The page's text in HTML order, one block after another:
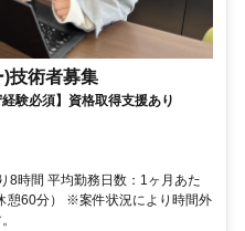
)技術者募集
験必須】資格取得支援あり
8時間 平均勤務日数：1ヶ月あた
憩60分） ※案件状況により時間外